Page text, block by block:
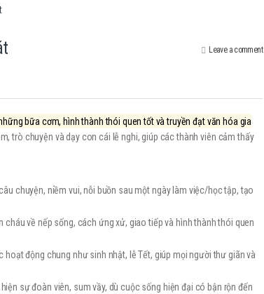
Leave a comment
bữa cơm, hình thành thói quen tốt và truyền đạt văn hóa gia
trò chuyện và dạy con cái lễ nghi, giúp các thành viên cảm thấy
chuyện, niềm vui, nỗi buồn sau một ngày làm việc/học tập, tạo
về nếp sống, cách ứng xử, giao tiếp và hình thành thói quen
động chung như sinh nhật, lễ Tết, giúp mọi người thư giãn và
sự đoàn viên, sum vầy, dù cuộc sống hiện đại có bận rộn đến